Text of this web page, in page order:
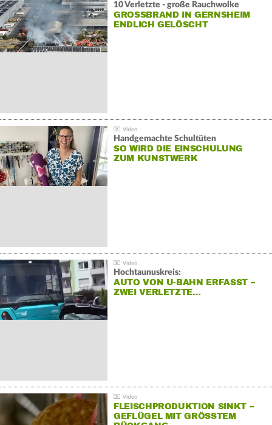
10 Verletzte - große Rauchwolke
GROSSBRAND IN GERNSHEIM E
NDLICH GELÖSCHT
Handgemachte Schultüten
SO WIRD DIE EINSCHULUNG
ZUM KUNSTWERK
Hochtaunuskreis:
AUTO VON U-BAHN ERFASST –
ZWEI VERLETZTE…
FLEISCHPRODUKTION SINKT –
GEFLÜGEL MIT GRÖSSTEM R